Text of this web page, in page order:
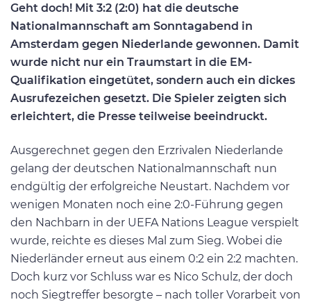
Geht doch! Mit 3:2 (2:0) hat die deutsche
Nationalmannschaft am Sonntagabend in
Amsterdam gegen Niederlande gewonnen. Damit
wurde nicht nur ein Traumstart in die EM-
Qualifikation eingetütet, sondern auch ein dickes
Ausrufezeichen gesetzt. Die Spieler zeigten sich
erleichtert, die Presse teilweise beeindruckt.
Ausgerechnet gegen den Erzrivalen Niederlande
gelang der deutschen Nationalmannschaft nun
endgültig der erfolgreiche Neustart. Nachdem vor
wenigen Monaten noch eine 2:0-Führung gegen
den Nachbarn in der UEFA Nations League verspielt
wurde, reichte es dieses Mal zum Sieg. Wobei die
Niederländer erneut aus einem 0:2 ein 2:2 machten.
Doch kurz vor Schluss war es Nico Schulz, der doch
noch Siegtreffer besorgte – nach toller Vorarbeit von